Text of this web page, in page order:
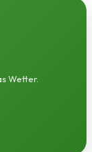
Wetter.